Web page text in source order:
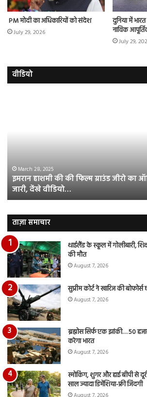
PM मोदी का अधिकारियों को संदेश
July 29, 2026
दुनिया में
नाविक
July 29,
वीडियो
का
ऑफिशियल
टीजर
जारी,
वीडियो…
March 28, 2025
इमरान हाशमी की की फिल्म ग्राउंड जीरो का
जारी, देंखे वीडियो…
ताज़ा समाचार
थाईलैंड के स्कूल में गोलीबारी,
की मौत
August 7, 2026
सुप्रीम कोर्ट ने खारिज की
August 7, 2026
ब्रह्मोस सिर्फ एक झांकी… 50
करेगा भारत
August 7, 2026
स्मोकिंग, शुगर और हाई बीपी से
साल ज्यादा डिमेंशिया-फ्री जिंदगी